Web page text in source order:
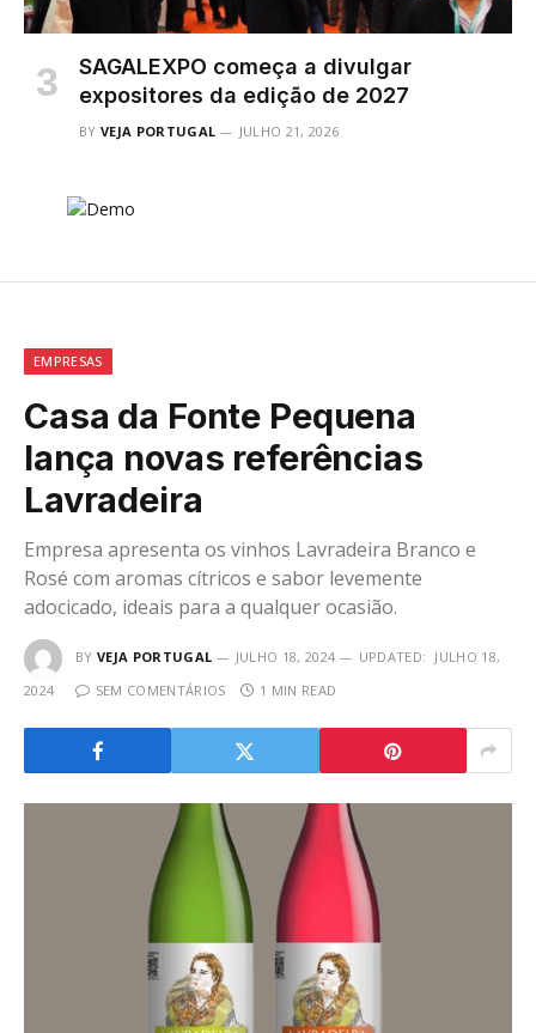
SAGALEXPO começa a divulgar
expositores da edição de 2027
BY VEJA PORTUGAL JULHO 21, 2026
EMPRESAS
Casa da Fonte Pequena
lança novas referências
Lavradeira
Empresa apresenta os vinhos Lavradeira Branco e
Rosé com aromas cítricos e sabor levemente
adocicado, ideais para a qualquer ocasião.
BY VEJA PORTUGAL JULHO 18, 2024 UPDATED: JULHO 18,
2024
SEM COMENTÁRIOS 1 MIN READ